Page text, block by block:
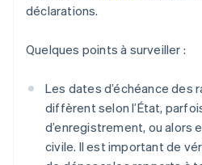
déclarations.
Quelques points à surveiller :
Les dates d’échéance des
diffèrent selon l’État,
d’enregistrement, ou alors
civile. Il est important de